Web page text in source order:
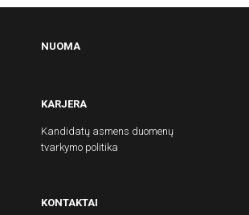
NUOMA
KARJERA
Kandidatų asmens duomenų
tvarkymo politika
KONTAKTAI